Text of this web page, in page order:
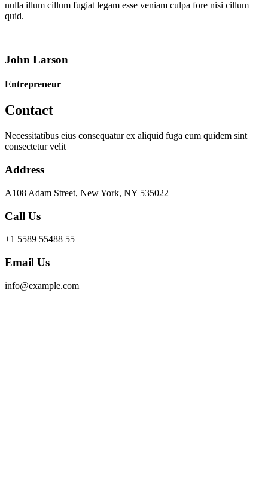
nulla illum cillum fugiat legam esse veniam culpa fore nisi cillum
quid.
John Larson
Entrepreneur
Contact
Necessitatibus eius consequatur ex aliquid fuga eum quidem sint
consectetur velit
Address
A108 Adam Street, New York, NY 535022
Call Us
+1 5589 55488 55
Email Us
info@example.com